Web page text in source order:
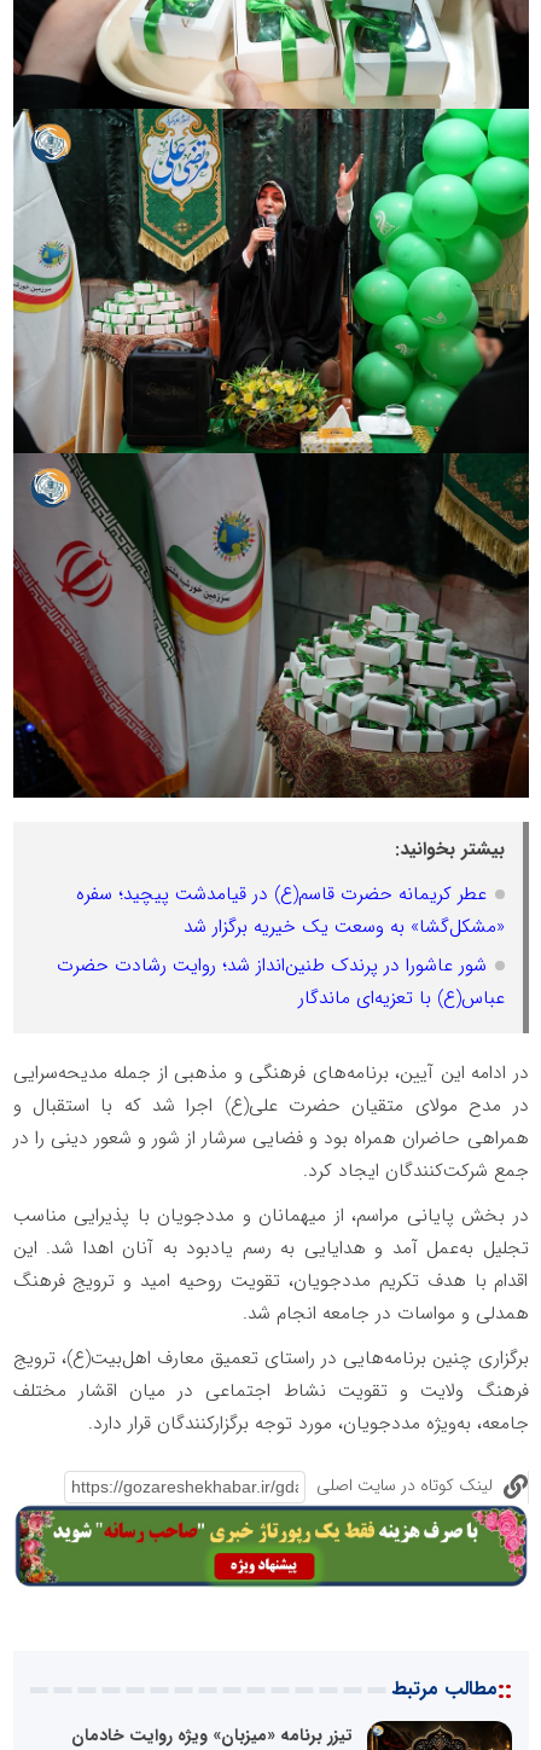
بیشتر بخوانید:
عطر کریمانه حضرت قاسم(ع) در قیامدشت پیچید؛ سفره
«مشکل‌گشا» به وسعت یک خیریه برگزار شد
شور عاشورا در پرندک طنین‌انداز شد؛ روایت رشادت حضرت
عباس(ع) با تعزیه‌ای ماندگار
در ادامه این آیین، برنامه‌های فرهنگی و مذهبی از جمله مدیحه‌سرایی
در مدح مولای متقیان حضرت علی(ع) اجرا شد که با استقبال و
همراهی حاضران همراه بود و فضایی سرشار از شور و شعور دینی را در
جمع شرکت‌کنندگان ایجاد کرد.
در بخش پایانی مراسم، از میهمانان و مددجویان با پذیرایی مناسب
تجلیل به‌عمل آمد و هدایایی به رسم یادبود به آنان اهدا شد. این
اقدام با هدف تکریم مددجویان، تقویت روحیه امید و ترویج فرهنگ
همدلی و مواسات در جامعه انجام شد.
برگزاری چنین برنامه‌هایی در راستای تعمیق معارف اهل‌بیت(ع)، ترویج
فرهنگ ولایت و تقویت نشاط اجتماعی در میان اقشار مختلف
جامعه، به‌ویژه مددجویان، مورد توجه برگزارکنندگان قرار دارد.
لینک کوتاه در سایت اصلی
::مطالب مرتبط
تیزر برنامه «میزبان» ویژه روایت خادمان